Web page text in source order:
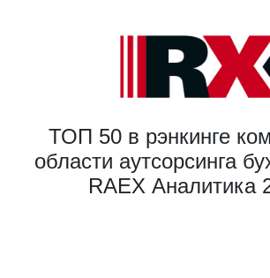
ТОП 50 в рэнкинге
области аутсорсинга
RAEX Аналитика